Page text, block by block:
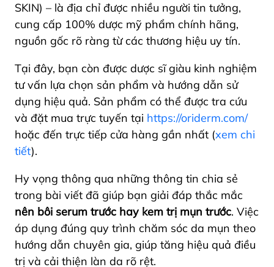
SKIN) – là địa chỉ được nhiều người tin tưởng,
cung cấp 100% dược mỹ phẩm chính hãng,
nguồn gốc rõ ràng từ các thương hiệu uy tín.
Tại đây, bạn còn được dược sĩ giàu kinh nghiệm
tư vấn lựa chọn sản phẩm và hướng dẫn sử
dụng hiệu quả. Sản phẩm có thể được tra cứu
và đặt mua trực tuyến tại https://oriderm.com/
hoặc đến trực tiếp cửa hàng gần nhất (xem chi
tiết).
Hy vọng thông qua những thông tin chia sẻ
trong bài viết đã giúp bạn giải đáp thắc mắc
nên bôi serum trước hay kem trị mụn trước. Việc
áp dụng đúng quy trình chăm sóc da mụn theo
hướng dẫn chuyên gia, giúp tăng hiệu quả điều
trị và cải thiện làn da rõ rệt.